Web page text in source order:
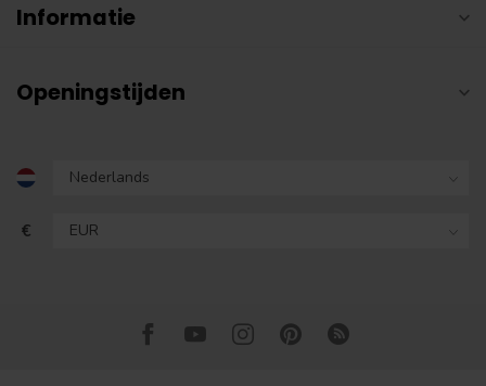
Informatie
Openingstijden
€